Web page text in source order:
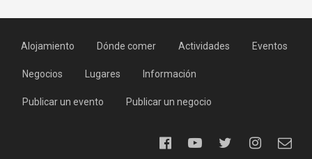
Alojamiento Dónde comer Actividades Eventos
Negocios Lugares Información
Publicar un evento Publicar un negocio